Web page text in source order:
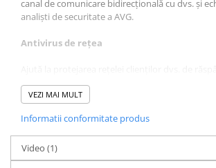
canal de comunicare bidirecțională cu dvs. și
analiști de securitate a AVG.
Antivirus de rețea
viermilor sau troienilor
Funcționează în fundal și oferă protecție
fișierelor de sistem și ajută la detectarea,
răspândirii virușilor, viermilor sau troienilor.
VEZI MAI MULT
Informatii conformitate produs
Video (1)